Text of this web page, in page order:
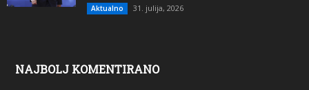
Aktualno 31. julija, 2026
NAJBOLJ KOMENTIRANO